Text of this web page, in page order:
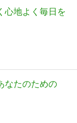
心地よく毎日を
なたのための